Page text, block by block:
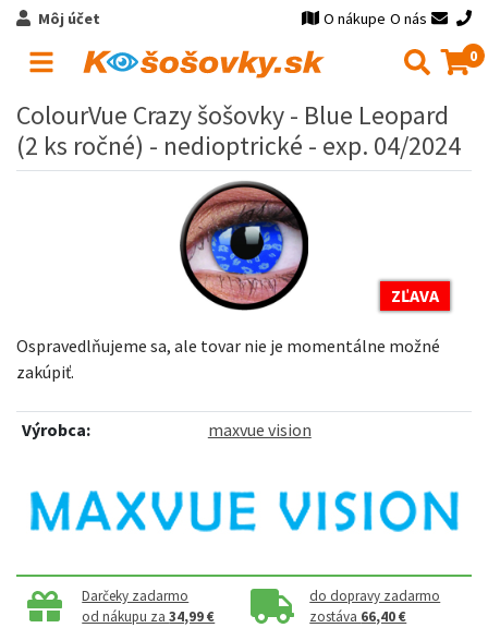
Môj účet O nákupe O nás
0
ColourVue Crazy šošovky - Blue Leopard
(2 ks ročné) - nedioptrické - exp. 04/2024
ZĽAVA
Ospravedlňujeme sa, ale tovar nie je momentálne možné
zakúpiť.
Výrobca: maxvue vision
Darčeky zadarmo
od nákupu za34,99 €
do dopravy zadarmo
zostáva 66,40 €